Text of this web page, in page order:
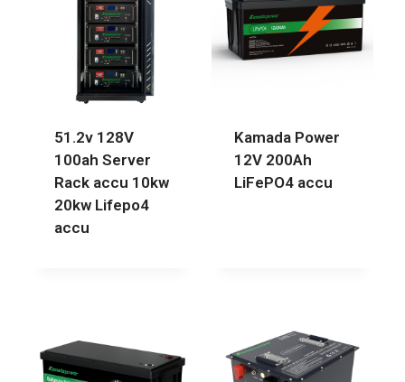
51.2v 128V
100ah Server
Rack accu 10kw
20kw Lifepo4
accu
Kamada Power
12V 200Ah
LiFePO4 accu